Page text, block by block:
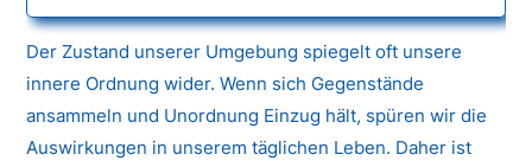
Der Zustand unserer Umgebung spiegelt oft unsere
innere Ordnung wider. Wenn sich Gegenstände
ansammeln und Unordnung Einzug hält, spüren wir die
Auswirkungen in unserem täglichen Leben. Daher ist